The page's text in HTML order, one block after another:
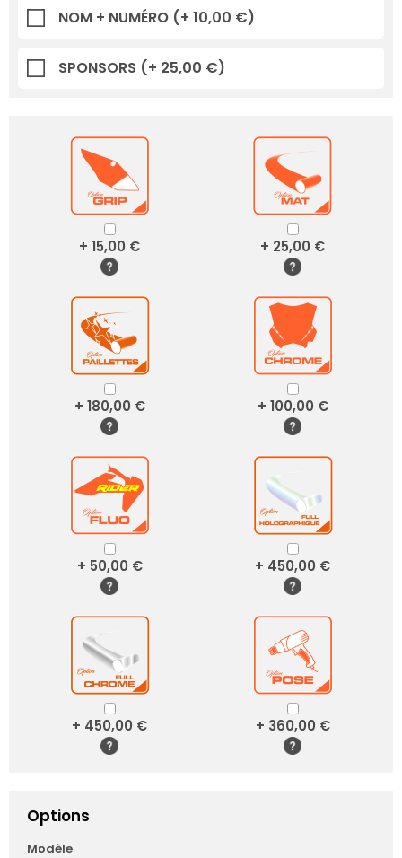
NOM + NUMÉRO (+ 10,00 €)
SPONSORS (+ 25,00 €)
+ 15,00 € + 25,00 €
+ 180,00 € + 100,00 €
+ 50,00 € + 450,00 €
+ 450,00 € + 360,00 €
Options
Modèle